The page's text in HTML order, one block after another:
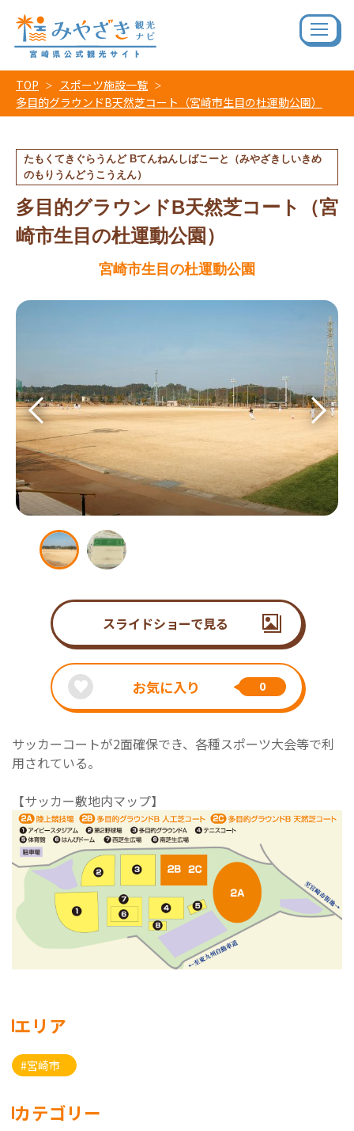
TOP
スポーツ施設一覧
多目的グラウンドB天然芝コート（宮崎市生目の杜運動公園）
たもくてきぐらうんど Bてんねんしばこーと（みやざきしいきめ
のもりうんどうこうえん）
多目的グラウンドB天然芝コート（宮
崎市生目の杜運動公園）
宮崎市生目の杜運動公園
スライドショーで見る
お気に入り 0
サッカーコートが2面確保でき、各種スポーツ大会等で利
用されている。
【サッカー敷地内マップ】
エリア
#宮崎市
カテゴリー